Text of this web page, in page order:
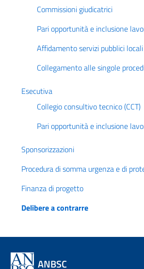
Commissioni giudicatrici
Pari opportunità e inclusione
Affidamento servizi pubblici locali
Collegamento alle singole
Esecutiva
Collegio consultivo tecnico (CCT)
Pari opportunità e inclusione
Sponsorizzazioni
Procedura di somma urgenza e di
Finanza di progetto
Delibere a contrarre
ANBSC